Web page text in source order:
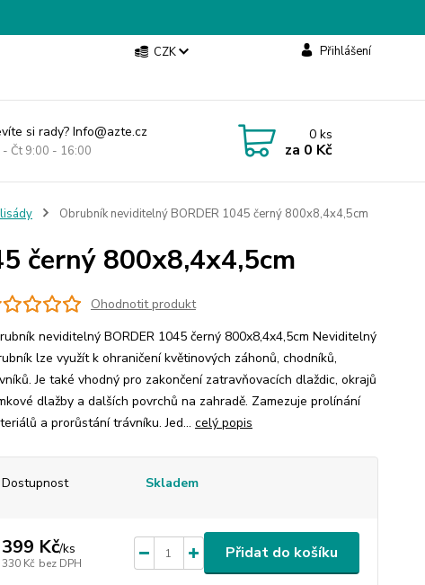
CZK Přihlášení
si rady? Info@azte.cz
- Čt 9:00 - 16:00
0ks
za 0 Kč
Obrubník neviditelný BORDER 1045 černý 800x8,4x4,5cm
černý 800x8,4x4,5cm
Ohodnotit produkt
neviditelný BORDER 1045 černý 800x8,4x4,5cm Neviditelný
lze využít k ohraničení květinových záhonů, chodníků,
Je také vhodný pro zakončení zatravňovacích dlaždic, okrajů
dlažby a dalších povrchů na zahradě. Zamezuje prolínání
a prorůstání trávníku. Jed... celý popis
Dostupnost Skladem
399 Kč/ks
330 Kč bez DPH
Přidat do košíku